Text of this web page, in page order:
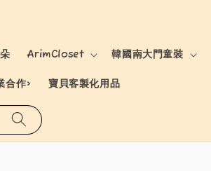
ArimCloset 韓國南大門童裝
合作> 寶貝客製化用品